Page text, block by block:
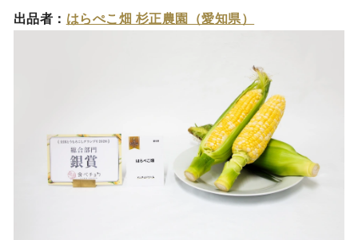
出品者： はらぺこ畑 杉正農園（愛知県）